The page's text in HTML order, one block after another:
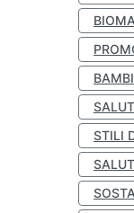
STILI